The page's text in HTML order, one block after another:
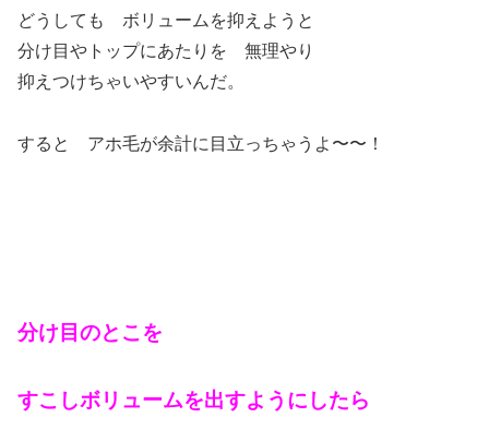
どうしても ボリュームを抑えようと
分け目やトップにあたりを 無理やり
抑えつけちゃいやすいんだ。
すると アホ毛が余計に目立っちゃうよ〜〜！
分け目のとこを
すこしボリュームを出すようにしたら